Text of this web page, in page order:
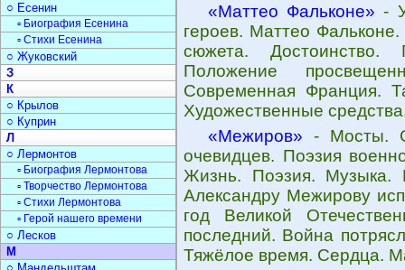
«Маттео Фальконе» -
героев. Маттео
сюжета. Достоинство.
Положение
Современная Франция.
Художественные
«Межиров» - Мосты.
очевидцев. Поэзия
Жизнь. Поэзия. Музыка.
Александру Межирову
год Великой
последний. Война
Тяжёлое время. Сердца.
○ Есенин
▫ Биография Есенина
▫ Стихи Есенина
○ Жуковский
З
К
○ Крылов
○ Куприн
Л
○ Лермонтов
▫ Биография Лермонтова
▫ Творчество Лермонтова
▫ Стихи Лермонтова
▫ Герой нашего времени
○ Лесков
М